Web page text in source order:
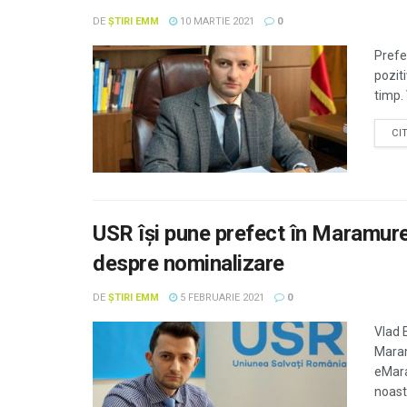
DE ȘTIRI EMM 10 MARTIE 2021 0
timp.
USR își pune prefect în
despre nominalizare
DE ȘTIRI EMM 5 FEBRUARIE 2021 0
Vlad